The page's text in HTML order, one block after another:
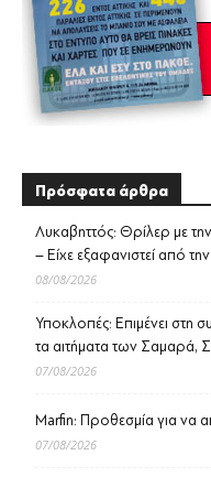
Πρόσφατα άρθρα
Λυκαβηττός: Θρίλερ με
– Είχε εξαφανιστεί από
08/08/2026
Υποκλοπές: Επιμένει στη
τα αιτήματα των Σαμαρά,
07/08/2026
Marfin: Προθεσμία για να
07/08/2026